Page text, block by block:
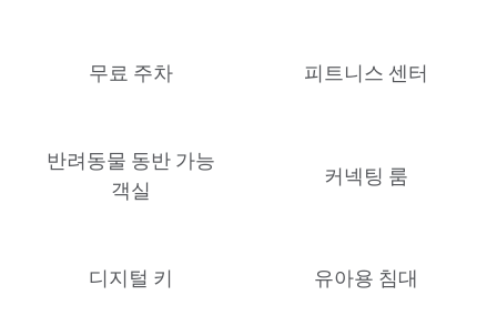
무료 주차 피트니스 센터
반려동물 동반 가능
객실
커넥팅 룸
디지털 키 유아용 침대